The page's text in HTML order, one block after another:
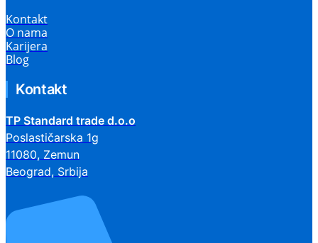
Kontakt
O nama
Karijera
Blog
Kontakt
TP Standard trade d.o.o
Poslastičarska 1g
11080, Zemun
Beograd, Srbija